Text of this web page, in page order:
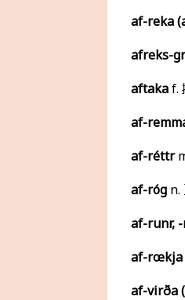
af-reka
afreks-
aftakaf.
af-
af-réttr
af-róg n.
af-runr,
af-rœkja
af-virða